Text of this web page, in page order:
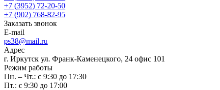
+7 (3952) 72-20-50
+7 (902) 768-82-95
Заказать звонок
E-mail
ps38@mail.ru
Адрес
г. Иркутск ул. Франк-Каменецкого, 24 офис 101
Режим работы
Пн. – Чт.: с 9:30 до 17:30
Пт.: с 9:30 до 17:00